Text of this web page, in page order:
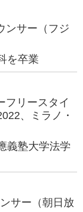
ンサー（フジ
を卒業
フリースタイ
、ミラノ・
義塾大学法学
サー（朝日放